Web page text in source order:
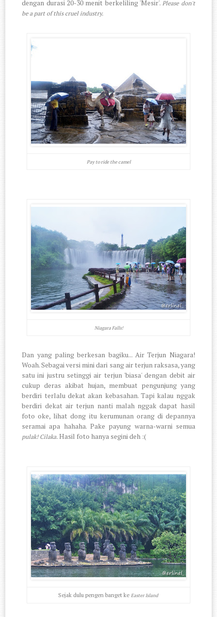
dengan durasi 20-30 menit berkeliling 'Mesir'.Please don't
be a part of this cruel industry.
Pay to ride the camel
Niagara Falls!
Dan yang paling berkesan bagiku... Air Terjun Niagara!
Woah. Sebagai versi mini dari sang air terjun raksasa, yang
satu ini justru setinggi air terjun 'biasa' dengan debit air
cukup deras akibat hujan, membuat pengunjung yang
berdiri terlalu dekat akan kebasahan. Tapi kalau nggak
berdiri dekat air terjun nanti malah nggak dapat hasil
foto oke, lihat dong itu kerumunan orang di depannya
seramai apa hahaha. Pake payung warna-warni semua
pulak! Cilaka.Hasil foto hanya segini deh :(
Sejak dulu pengen banget ke Easter Island